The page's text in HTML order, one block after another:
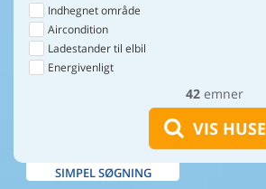
42 emner
VIS HUSE
Indhegnet område
Aircondition
Ladestander til elbil
Energivenligt
SIMPEL SØGNING